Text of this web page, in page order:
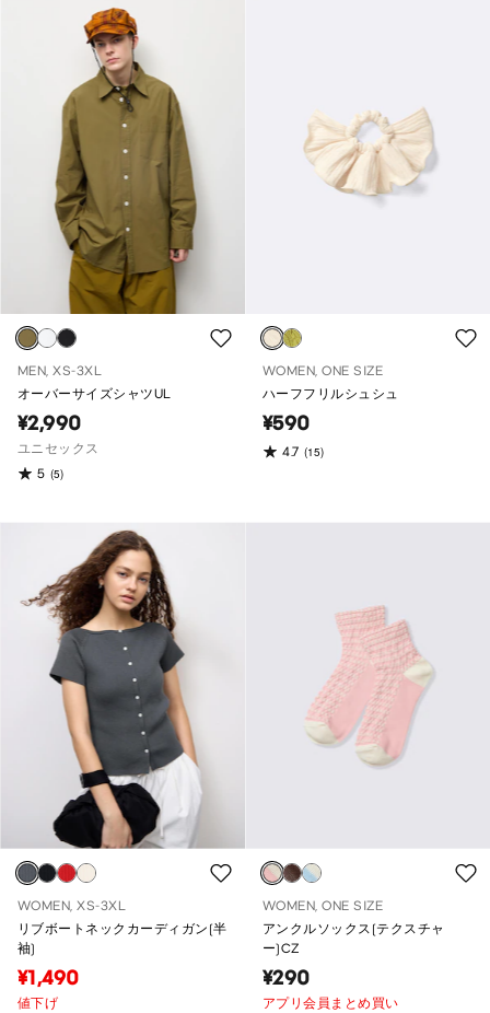
MEN, XS-3XL
オーバーサイズシャツUL
¥2,990
ユニセックス
5 (5)
WOMEN, ONE SIZE
ハーフフリルシュシュ
¥590
4.7 (15)
WOMEN, XS-3XL
リブボートネックカーディガン(半
袖)
¥1,490
値下げ
WOMEN, ONE SIZE
アンクルソックス(テクスチャ
ー)CZ
¥290
アプリ会員まとめ買い